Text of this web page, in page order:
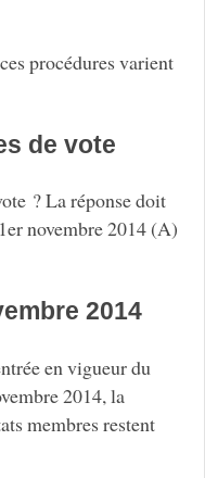
procédures varient
de vote
? La réponse doit
novembre 2014 (A)
2014
en vigueur du
2014, la
membres restent